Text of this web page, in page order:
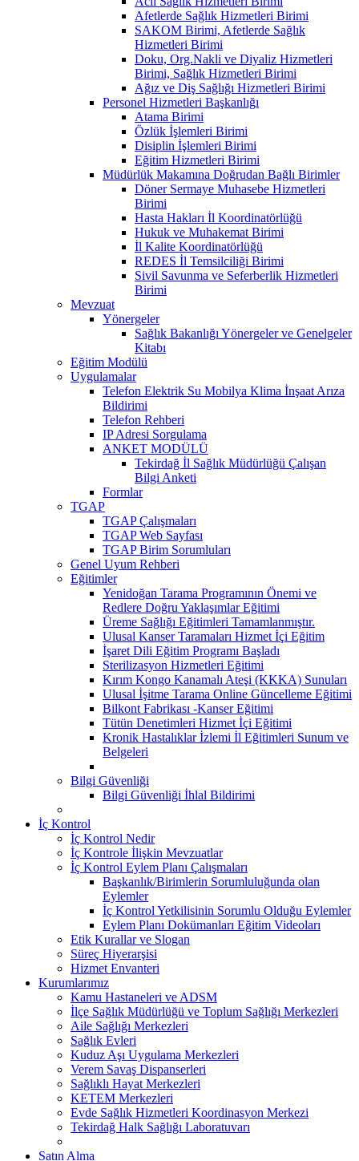
Afetlerde Sağlık Hizmetleri Birimi
SAKOM Birimi, Afetlerde Sağlık
Hizmetleri Birimi
Doku, Org.Nakli ve Diyaliz Hizmetleri
Birimi, Sağlık Hizmetleri Birimi
Ağız ve Diş Sağlığı Hizmetleri Birimi
Personel Hizmetleri Başkanlığı
Atama Birimi
Özlük İşlemleri Birimi
Disiplin İşlemleri Birimi
Eğitim Hizmetleri Birimi
Müdürlük Makamına Doğrudan Bağlı Birimler
Döner Sermaye Muhasebe Hizmetleri
Birimi
Hasta Hakları İl Koordinatörlüğü
Hukuk ve Muhakemat Birimi
İl Kalite Koordinatörlüğü
REDES İl Temsilciliği Birimi
Sivil Savunma ve Seferberlik Hizmetleri
Birimi
Mevzuat
Yönergeler
Sağlık Bakanlığı Yönergeler ve Genelgeler
Kitabı
Eğitim Modülü
Uygulamalar
Telefon Elektrik Su Mobilya Klima İnşaat Arıza
Bildirimi
Telefon Rehberi
IP Adresi Sorgulama
ANKET MODÜLÜ
Tekirdağ İl Sağlık Müdürlüğü Çalışan
Bilgi Anketi
Formlar
TGAP
TGAP Çalışmaları
TGAP Web Sayfası
TGAP Birim Sorumluları
Genel Uyum Rehberi
Eğitimler
Yenidoğan Tarama Programının Önemi ve
Redlere Doğru Yaklaşımlar Eğitimi
Üreme Sağlığı Eğitimleri Tamamlanmıştır.
Ulusal Kanser Taramaları Hizmet İçi Eğitim
İşaret Dili Eğitim Programı Başladı
Sterilizasyon Hizmetleri Eğitimi
Kırım Kongo Kanamalı Ateşi (KKKA) Sunuları
Ulusal İşitme Tarama Online Güncelleme Eğitimi
Bilkont Fabrikası -Kanser Eğitimi
Tütün Denetimleri Hizmet İçi Eğitimi
Kronik Hastalıklar İzlemi İl Eğitimleri Sunum ve
Belgeleri
Bilgi Güvenliği
Bilgi Güvenliği İhlal Bildirimi
İç Kontrol
İç Kontrol Nedir
İç Kontrole İlişkin Mevzuatlar
İç Kontrol Eylem Planı Çalışmaları
Başkanlık/Birimlerin Sorumluluğunda olan
Eylemler
İç Kontrol Yetkilisinin Sorumlu Olduğu Eylemler
Eylem Planı Dokümanları Eğitim Videoları
Etik Kurallar ve Slogan
Süreç Hiyerarşisi
Hizmet Envanteri
Kurumlarımız
Kamu Hastaneleri ve ADSM
İlçe Sağlık Müdürlüğü ve Toplum Sağlığı Merkezleri
Aile Sağlığı Merkezleri
Sağlık Evleri
Kuduz Aşı Uygulama Merkezleri
Verem Savaş Dispanserleri
Sağlıklı Hayat Merkezleri
KETEM Merkezleri
Evde Sağlık Hizmetleri Koordinasyon Merkezi
Tekirdağ Halk Sağlığı Laboratuvarı
Satın Alma